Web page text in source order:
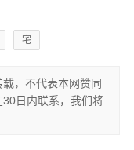
宅
，不代表本网赞同
日内联系，我们将